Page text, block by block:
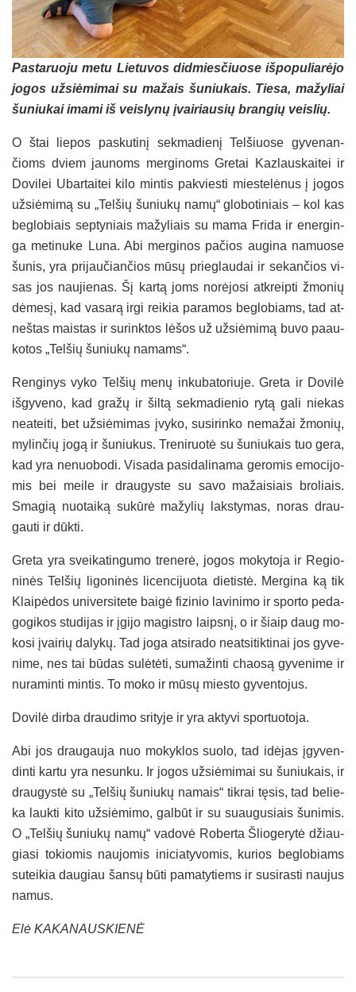
Pas­ta­ruo­ju me­tu Lie­tu­vos did­mies­čiuo­se iš­po­pu­lia­rė­jo
jo­gos už­siė­mi­mai su ma­žais šu­niu­kais. Tie­sa, ma­žy­liai
šu­niu­kai ima­mi iš veis­ly­nų įvai­riau­sių bran­gių veis­lių.
O štai lie­pos pa­sku­ti­nį sek­ma­die­nį Tel­šiuo­se gy­ve­nan­
čioms dviem jau­noms mer­gi­noms Gre­tai Kaz­laus­kai­tei ir
Do­vi­lei Ubar­tai­tei ki­lo min­tis pa­kvies­ti mies­te­lė­nus į jo­gos
už­siė­mi­mą su „Tel­šių šu­niu­kų na­mų“ glo­bo­ti­niais – kol kas
be­glo­biais sep­ty­niais ma­žy­liais su ma­ma Fri­da ir ener­gin­
ga me­ti­nu­ke Lu­na. Abi mer­gi­nos pa­čios au­gi­na na­muo­se
šu­nis, yra pri­jau­čian­čios mū­sų prie­glau­dai ir se­kan­čios vi­
sas jos nau­jie­nas. Šį kar­tą joms no­rė­jo­si at­kreip­ti žmo­nių
dė­me­sį, kad va­sa­rą ir­gi rei­kia pa­ra­mos be­glo­biams, tad at­
neš­tas mais­tas ir su­rink­tos lė­šos už už­siė­mi­mą bu­vo paau­
ko­tos „Tel­šių šu­niu­kų na­mams“.
Ren­gi­nys vy­ko Tel­šių me­nų in­ku­ba­to­riu­je. Gre­ta ir Do­vi­lė
iš­gy­ve­no, kad gra­žų ir šil­tą sek­ma­die­nio ry­tą ga­li nie­kas
nea­tei­ti, bet už­siė­mi­mas įvy­ko, su­si­rin­ko ne­ma­žai žmo­nių,
my­lin­čių jo­gą ir šu­niu­kus. Tre­ni­ruo­tė su šu­niu­kais tuo ge­ra,
kad yra ne­nuo­bo­di. Vi­sa­da pa­si­da­li­na­ma ge­ro­mis emo­ci­jo­
mis bei mei­le ir drau­gys­te su sa­vo ma­žai­siais bro­liais.
Sma­gią nuo­tai­ką su­kū­rė ma­žy­lių laks­ty­mas, no­ras drau­
gau­ti ir dūk­ti.
Gre­ta yra svei­ka­tin­gu­mo tre­ne­rė, jo­gos mo­ky­to­ja ir Re­gio­
ni­nės Tel­šių li­go­ni­nės li­cen­ci­juo­ta die­tis­tė. Mer­gi­na ką tik
Klai­pė­dos uni­ver­si­te­te bai­gė fi­zi­nio la­vi­ni­mo ir spor­to pe­da­
go­gi­kos stu­di­jas ir įgi­jo ma­gist­ro laips­nį, o ir šiaip daug mo­
ko­si įvai­rių da­ly­kų. Tad jo­ga at­si­ra­do neat­si­tik­ti­nai jos gy­ve­
ni­me, nes tai bū­das su­lė­tė­ti, su­ma­žin­ti chao­są gy­ve­ni­me ir
nu­ra­min­ti min­tis. To mo­ko ir mū­sų mies­to gy­ven­to­jus.
Do­vi­lė dir­ba drau­di­mo sri­ty­je ir yra ak­ty­vi spor­tuo­to­ja.
Abi jos drau­gau­ja nuo mo­kyk­los suo­lo, tad idė­jas įgy­ven­
din­ti kar­tu yra ne­sun­ku. Ir jo­gos už­siė­mi­mai su šu­niu­kais, ir
drau­gys­tė su „Tel­šių šu­niu­kų na­mais“ tik­rai tę­sis, tad be­lie­
ka lauk­ti ki­to už­siė­mi­mo, gal­būt ir su suau­gu­siais šu­ni­mis.
O „Tel­šių šu­niu­kų na­mų“ va­do­vė Ro­ber­ta Šlio­ge­ry­tė džiau­
gia­si to­kio­mis nau­jo­mis ini­cia­ty­vo­mis, ku­rios be­glo­biams
su­tei­kia dau­giau šan­sų bū­ti pa­ma­ty­tiems ir su­si­ras­ti nau­jus
na­mus.
Elė KA­KA­NAUS­KIE­NĖ